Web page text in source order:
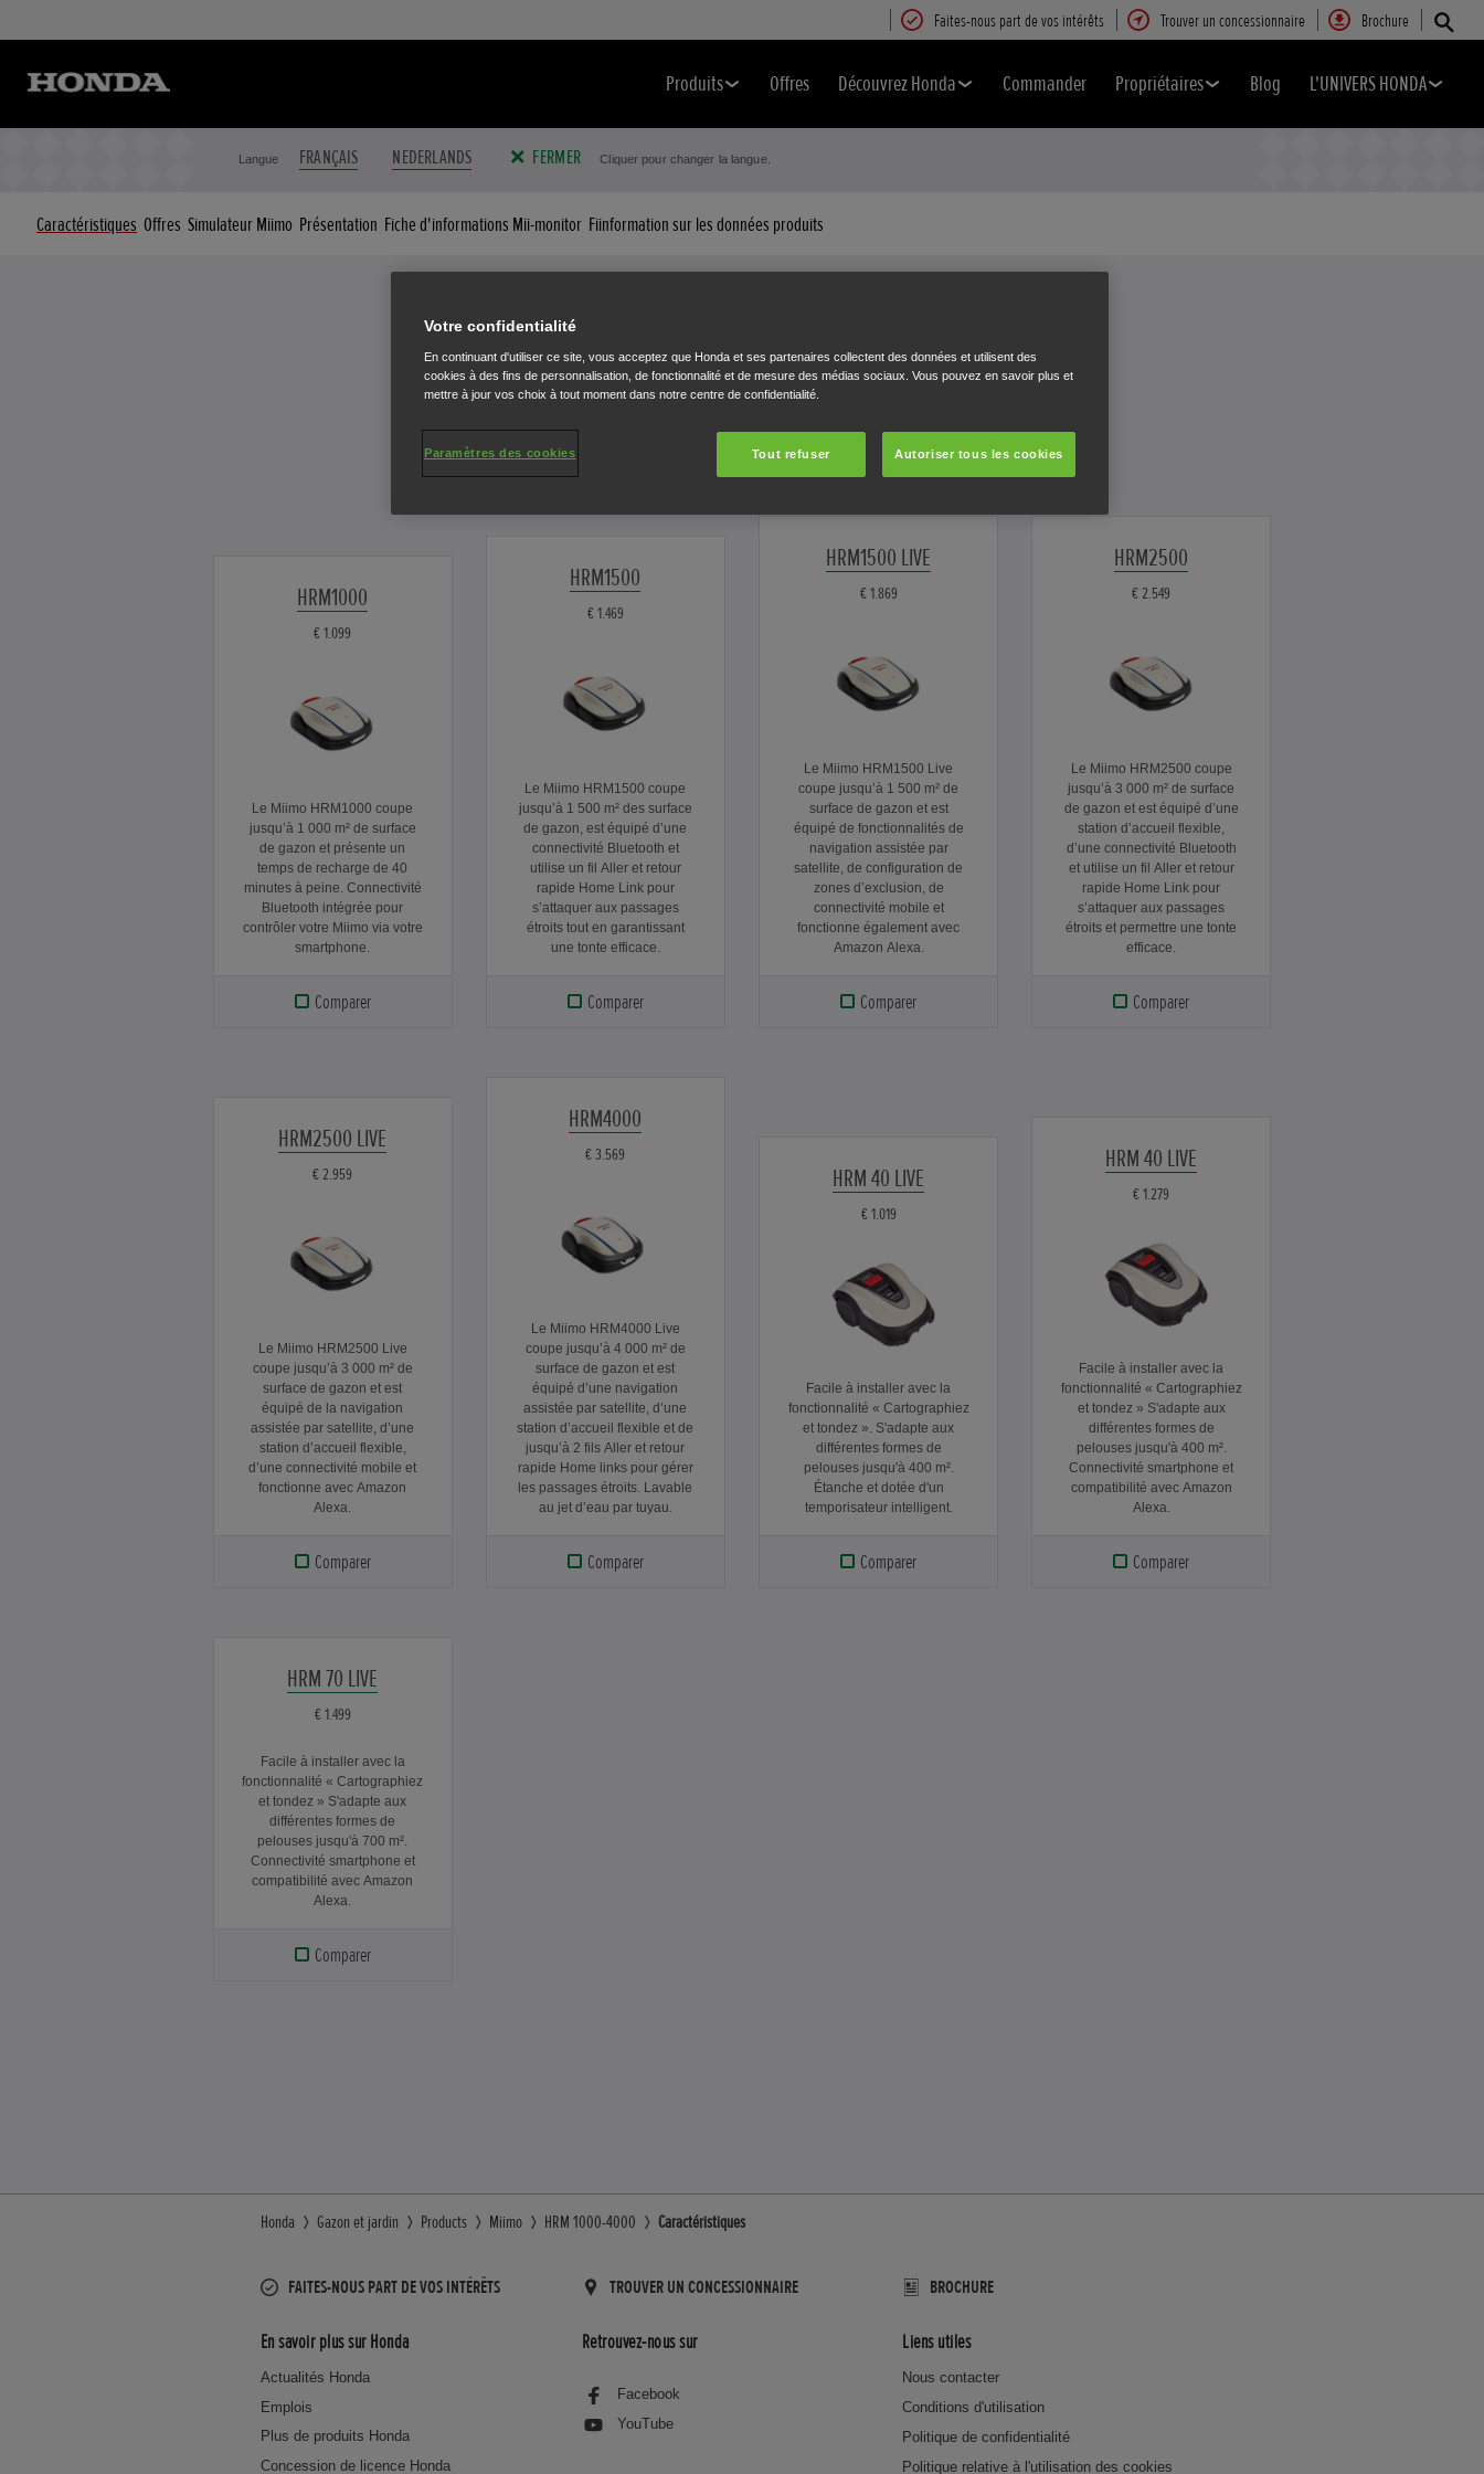
Faites-nous part de vos intérêts Trouver un concessionnaire Brochure
Produits Offres Découvrez Honda Commander Propriétaires Blog L'UNIVERS HONDA
Langue FRANÇAIS NEDERLANDS FERMER Cliquer pour changer la langue.
Caractéristiques Offres Simulateur Miimo Présentation Fiche d'informations Mii-monitor Fiinformation sur les données produits
VOTRE MIIMO EN DÉTAIL
HRM1000
€ 1.099
Le Miimo HRM1000 coupe
jusqu’à 1 000 m² de surface
de gazon et présente un
temps de recharge de 40
minutes à peine. Connectivité
Bluetooth intégrée pour
contrôler votre Miimo via votre
smartphone.
Comparer
HRM1500
€ 1.469
Le Miimo HRM1500 coupe
jusqu’à 1 500 m² des surface
de gazon, est équipé d’une
connectivité Bluetooth et
utilise un fil Aller et retour
rapide Home Link pour
s’attaquer aux passages
étroits tout en garantissant
une tonte efficace.
Comparer
HRM1500 LIVE
€ 1.869
Le Miimo HRM1500 Live
coupe jusqu’à 1 500 m² de
surface de gazon et est
équipé de fonctionnalités de
navigation assistée par
satellite, de configuration de
zones d’exclusion, de
connectivité mobile et
fonctionne également avec
Amazon Alexa.
Comparer
HRM2500
€ 2.549
Le Miimo HRM2500 coupe
jusqu’à 3 000 m² de surface
de gazon et est équipé d’une
station d’accueil flexible,
d’une connectivité Bluetooth
et utilise un fil Aller et retour
rapide Home Link pour
s’attaquer aux passages
étroits et permettre une tonte
efficace.
Comparer
HRM2500 LIVE
€ 2.959
Le Miimo HRM2500 Live
coupe jusqu’à 3 000 m² de
surface de gazon et est
équipé de la navigation
assistée par satellite, d’une
station d’accueil flexible,
d’une connectivité mobile et
fonctionne avec Amazon
Alexa.
Comparer
HRM4000
€ 3.569
Le Miimo HRM4000 Live
coupe jusqu’à 4 000 m² de
surface de gazon et est
équipé d’une navigation
assistée par satellite, d’une
station d’accueil flexible et de
jusqu’à 2 fils Aller et retour
rapide Home links pour gérer
les passages étroits. Lavable
au jet d’eau par tuyau.
Comparer
HRM 40 LIVE
€ 1.019
Facile à installer avec la
fonctionnalité « Cartographiez
et tondez ». S'adapte aux
différentes formes de
pelouses jusqu'à 400 m².
Étanche et dotée d'un
temporisateur intelligent.
Comparer
HRM 40 LIVE
€ 1.279
Facile à installer avec la
fonctionnalité « Cartographiez
et tondez » S'adapte aux
différentes formes de
pelouses jusqu'à 400 m².
Connectivité smartphone et
compatibilité avec Amazon
Alexa.
Comparer
HRM 70 LIVE
€ 1.499
Facile à installer avec la
fonctionnalité « Cartographiez
et tondez » S'adapte aux
différentes formes de
pelouses jusqu'à 700 m².
Connectivité smartphone et
compatibilité avec Amazon
Alexa.
Comparer
Honda Gazon et jardin Products Miimo HRM 1000-4000 Caractéristiques
FAITES-NOUS PART DE VOS INTÉRÊTS TROUVER UN CONCESSIONNAIRE BROCHURE
En savoir plus sur Honda
Actualités Honda
Emplois
Plus de produits Honda
Concession de licence Honda
Retrouvez-nous sur
Facebook
YouTube
Liens utiles
Nous contacter
Conditions d'utilisation
Politique de confidentialité
Politique relative à l'utilisation des cookies
Votre confidentialité
En continuant d'utiliser ce site, vous acceptez que Honda et ses partenaires collectent des données et utilisent des
cookies à des fins de personnalisation, de fonctionnalité et de mesure des médias sociaux. Vous pouvez en savoir plus et
mettre à jour vos choix à tout moment dans notre centre de confidentialité.
Tout refuser Autoriser tous les cookies
Paramètres des cookies